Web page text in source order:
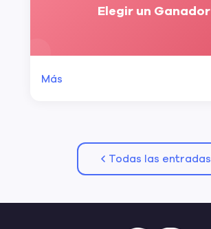
Elegir un Ganador
Más
Todas las entradas